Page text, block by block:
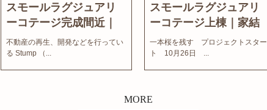
スモールラグジュアリ
ーコテージ完成間近｜
家結びNews
不動産の再生、開発などを行ってい
る Stump （...
スモールラグジュアリ
ーコテージ上棟｜家結
びNews
一本桜を残す プロジェクトスター
ト 10月26日 ...
MORE